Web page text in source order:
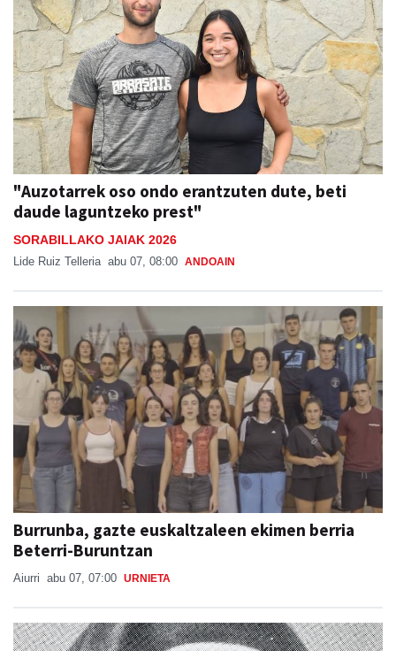
"Auzotarrek oso ondo erantzuten dute, beti
daude laguntzeko prest"
SORABILLAKO JAIAK 2026
Lide Ruiz Telleria abu 07, 08:00 ANDOAIN
Burrunba, gazte euskaltzaleen ekimen berria
Beterri-Buruntzan
Aiurri abu 07, 07:00 URNIETA